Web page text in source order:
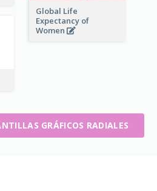
Global Life
Expectancy of
Women
GRÁFICOS RADIALES